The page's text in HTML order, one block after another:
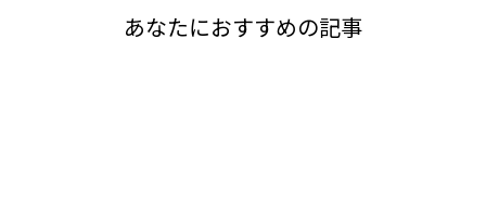
あなたにおすすめの記事